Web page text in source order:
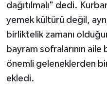
dağıtılmalı" dedi.
yemek kültürü değil,
birliktelik zamanı
bayram sofralarının aile
önemli geleneklerden
ekledi.